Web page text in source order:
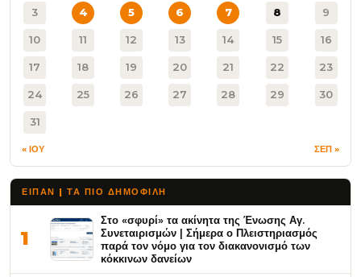
3 4 5 6 7 8 9
10 11 12 13 14 15 16
17 18 19 20 21 22 23
24 25 26 27 28 29 30
31
« ΙΟΥ ΣΕΠ »
ΕΙΠΑΝ | ΤΑ ΠΙΟ ΔΗΜΟΦΙΛΉ
1
Στο «σφυρί» τα ακίνητα της Ένωσης Αγ.
Συνεταιρισμών | Σήμερα ο Πλειστηριασμός
παρά τον νόμο για τον διακανονισμό των
κόκκινων δανείων